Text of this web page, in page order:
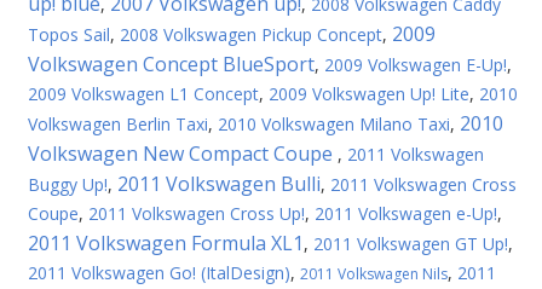
Topos Sail, 2008 Volkswagen Pickup Concept, 2009
Volkswagen Concept BlueSport, 2009 Volkswagen E-Up!,
2009 Volkswagen L1 Concept, 2009 Volkswagen Up! Lite, 2010
Volkswagen Berlin Taxi, 2010 Volkswagen Milano Taxi, 2010
Volkswagen New Compact Coupe , 2011 Volkswagen
Buggy Up!, 2011 Volkswagen Bulli, 2011 Volkswagen Cross
Coupe, 2011 Volkswagen Cross Up!, 2011 Volkswagen e-Up!,
2011 Volkswagen Formula XL1 , 2011 Volkswagen GT Up!,
2011 Volkswagen Gо! (ItalDesign), 2011 Volkswagen Nils, 2011